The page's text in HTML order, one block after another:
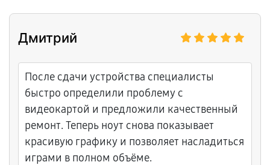
толковая, цены не завышены. Гарантия год,
нагрева. Очень довольна, буду советовать
друзьям-геймерам.
Дмитрий
После сдачи устройства специалисты
быстро определили проблему с
видеокартой и предложили качественный
ремонт. Теперь ноут снова показывает
красивую графику и позволяет насладиться
играми в полном объёме.